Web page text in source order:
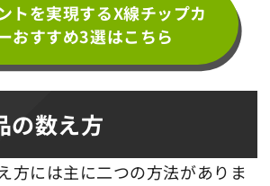
トを実現するX線チップカ
おすすめ3選はこちら
の数え方
方には主に二つの方法がありま